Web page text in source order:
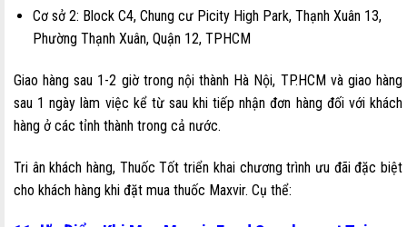
Cơ sở 2: Block C4, Chung cư Picity High Park, Thạnh Xuân 13,
Phường Thạnh Xuân, Quận 12, TPHCM
Giao hàng sau 1-2 giờ trong nội thành Hà Nội, TP.HCM và giao hàng
sau 1 ngày làm việc kể từ sau khi tiếp nhận đơn hàng đối với khách
hàng ở các tỉnh thành trong cả nước.
Tri ân khách hàng, Thuốc Tốt triển khai chương trình ưu đãi đặc biệt
cho khách hàng khi đặt mua thuốc Maxvir. Cụ thể: